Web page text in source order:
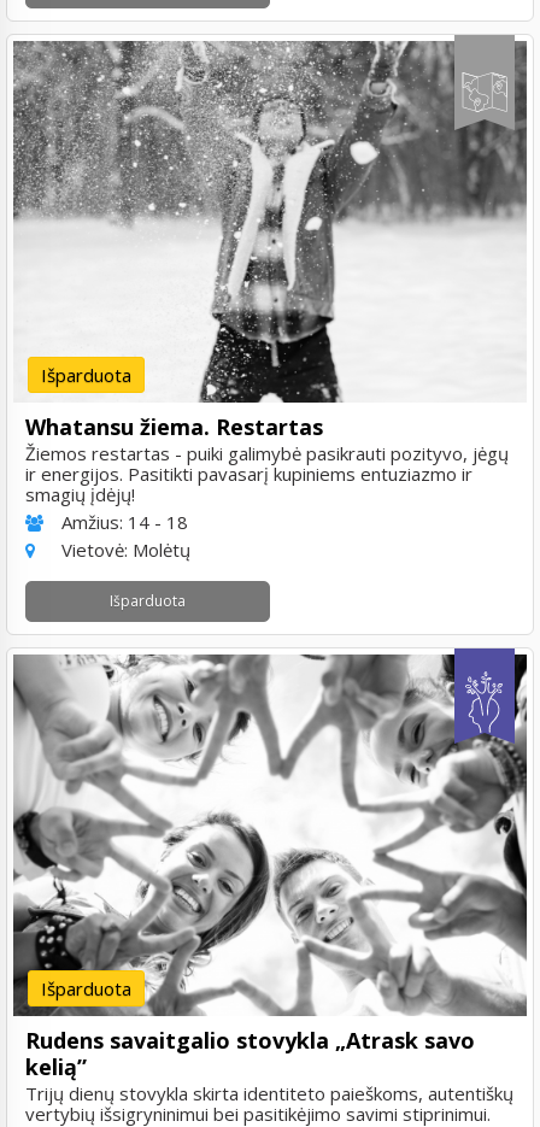
Išparduota
Whatansu žiema. Restartas
Žiemos restartas - puiki galimybė pasikrauti pozityvo, jėgų
ir energijos. Pasitikti pavasarį kupiniems entuziazmo ir
smagių įdėjų!
Amžius: 14 - 18
Vietovė: Molėtų
Išparduota
Išparduota
Rudens savaitgalio stovykla „Atrask savo
kelią”
Trijų dienų stovykla skirta identiteto paieškoms, autentiškų
vertybių išsigryninimui bei pasitikėjimo savimi stiprinimui.